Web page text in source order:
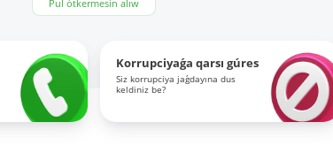
Pul ótkermesin alıw
Korrupciyaǵa qarsı gúres
Siz korrupciya jaǵdayına dus
keldiniz be?